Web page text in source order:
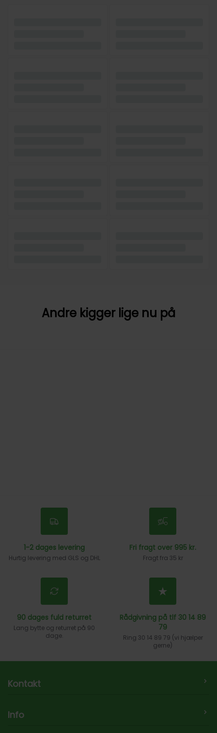
Andre kigger lige nu på
1-2 dages levering
Hurtig levering med GLS og DHL
Fri fragt over 995 kr.
Fragt fra 35 kr
90 dages fuld returret
Lang bytte og returret på 90
dage.
Rådgivning på tlf 30 14 89
79
Ring 30 14 89 79 (vi hjælper
gerne)
Kontakt
Info